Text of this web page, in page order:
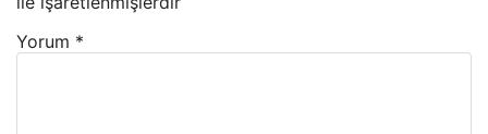
Yorum *